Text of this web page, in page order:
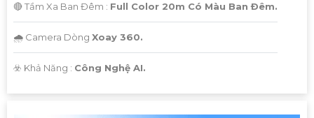
🔴 Tầm Xa Ban Đêm : Full Color 20m Có Màu Ban Ðêm.
🌧️ Camera Dòng Xoay 360.
️☣️ Khả Năng : Công Nghệ AI.